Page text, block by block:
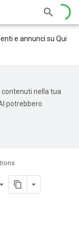
e annunci su Qui
nella tua
potrebbero